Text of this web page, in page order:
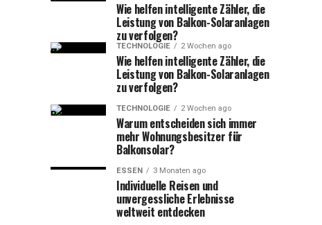
Wie helfen intelligente Zähler, die
Leistung von Balkon-Solaranlagen
zu verfolgen?
TECHNOLOGIE 2 Wochen ago
Wie helfen intelligente Zähler, die
Leistung von Balkon-Solaranlagen
zu verfolgen?
TECHNOLOGIE 2 Wochen ago
Warum entscheiden sich immer
mehr Wohnungsbesitzer für
Balkonsolar?
ESSEN 3 Monaten ago
Individuelle Reisen und
unvergessliche Erlebnisse
weltweit entdecken